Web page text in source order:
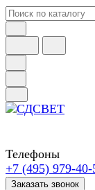
Телефоны
+7 (495) 979-40-
Заказать звонок